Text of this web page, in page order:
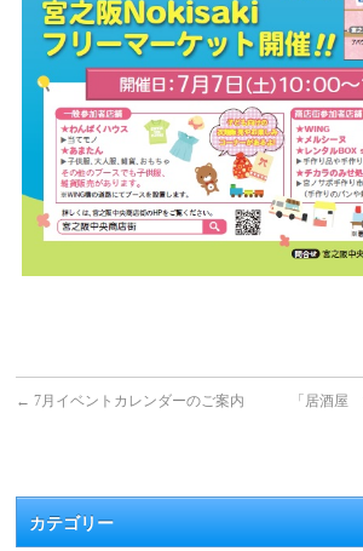
← 7月イベントカレンダーのご案内 「居酒屋
カテゴリー